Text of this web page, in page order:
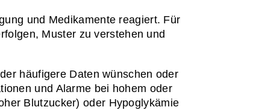
und Medikamente reagiert. Für
Muster zu verstehen und
häufigere Daten wünschen oder
und Alarme bei hohem oder
Blutzucker) oder Hypoglykämie